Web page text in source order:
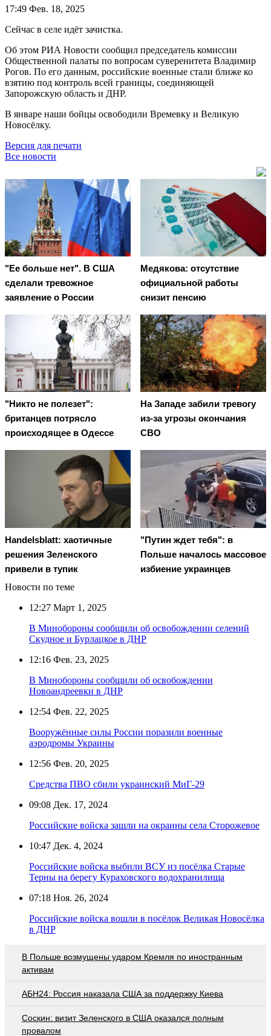
17:49 Фев. 18, 2025
Сейчас в селе идёт зачистка.
Об этом РИА Новости сообщил председатель комиссии
Общественной палаты по вопросам суверенитета Владимир
Рогов. По его данным, российские военные стали ближе ко
взятию под контроль всей границы, соединяющей
Запорожскую область и ДНР.
В январе наши бойцы освободили Времевку и Великую
Новосёлку.
Версия для печати
Все новости
"Ее больше нет". В США
сделали тревожное
заявление о России
Медякова: отсутствие
официальной работы
снизит пенсию
"Никто не полезет":
британцев потрясло
происходящее в Одессе
На Западе забили тревогу
из-за угрозы окончания
СВО
Handelsblatt: хаотичные
решения Зеленского
привели в тупик
"Путин ждет тебя": в
Польше началось массовое
избиение украинцев
Новости по теме
12:27 Март 1, 2025
В Минобороны сообщили об освобождении селений
Скудное и Бурлацкое в ДНР
12:16 Фев. 23, 2025
В Минобороны сообщили об освобождении
Новоандреевки в ДНР
12:54 Фев. 22, 2025
Вооружённые силы России поразили военные
аэродромы Украины
12:56 Фев. 20, 2025
Средства ПВО сбили украинский МиГ-29
09:08 Дек. 17, 2024
Российские войска зашли на окраины села Сторожевое
10:47 Дек. 4, 2024
Российские войска выбили ВСУ из посёлка Старые
Терны на берегу Кураховского водохранилища
07:18 Ноя. 26, 2024
Российские войска вошли в посёлок Великая Новосёлка
в ДНР
В Польше возмущены ударом Кремля по иностранным
активам
АБН24: Россия наказала США за поддержку Киева
Соскин: визит Зеленского в США оказался полным
провалом